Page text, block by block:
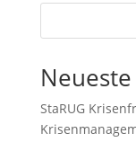
StaRUG